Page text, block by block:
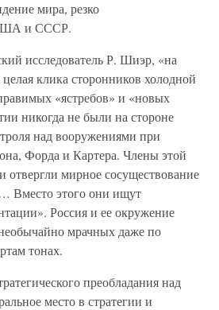
мира, резко
США и СССР.
исследователь Р. Шиэр, «на
клика сторонников холодной
«ястребов» и «новых
никогда не были на стороне
над вооружениями при
Форда и Картера. Члены этой
отвергли мирное сосуществование
Вместо этого они ищут
Россия и ее окружение
мрачных даже по
тонах.
преобладания над
место в стратегии и